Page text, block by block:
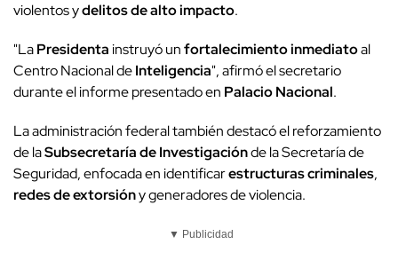
violentos ydelitos de alto impacto.
"LaPresidentainstruyó unfortalecimiento inmediatoal
Centro Nacional deInteligencia", afirmó el secretario
durante el informe presentado en Palacio Nacional.
La administración federal también destacó el reforzamiento
de laSubsecretaría de Investigaciónde la Secretaría de
Seguridad, enfocada en identificarestructuras criminales,
redes de extorsióny generadores de violencia.
▼ Publicidad